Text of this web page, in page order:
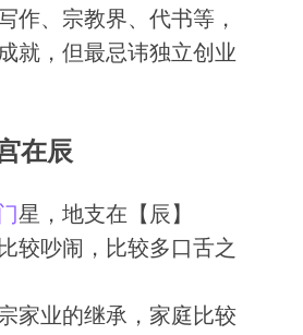
作、宗教界、代书等，
就，但最忌讳独立创业
在辰
星，地支在【辰】
较吵闹，比较多口舌之
家业的继承，家庭比较